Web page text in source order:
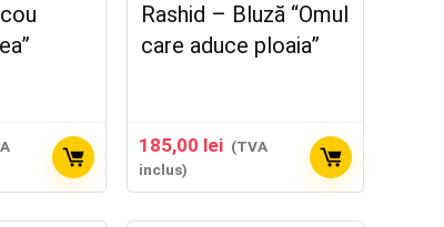
Rashid – Bluză “Omul
care aduce ploaia”
185,00 lei (TVA
inclus)